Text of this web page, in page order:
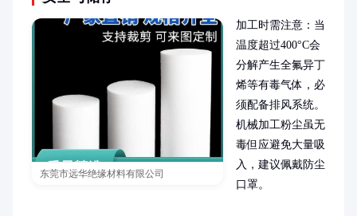
东莞市远华绝缘材料有限公司
加工时需注意：当
温度超过400°C会
分解产生全氟异丁
烯等有毒气体，必
须配备排风系统。
机械加工粉尘虽无
毒但应避免大量吸
入，建议佩戴防尘
口罩。